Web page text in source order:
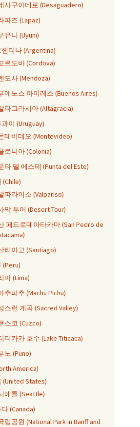
사구아데로 (Desaguadero)
파즈 (Lapaz)
유니 (Uyuni)
티나 (Argentina)
르도바 (Cordova)
도사 (Mendoza)
에노스 아이레스 (Buenos Aires)
타그라시아 (Altagracia)
이 (Uruguay)
테비데오 (Montevideo)
로니아 (Colonia)
타 델 에스테 (Punta del Este)
(Chile)
파라이소 (Valpariso)
막 투어 (Desert Tour)
페드로데아타카마 (San Pedro de
티아고 (Santiago)
(Peru)
마 (Lima)
추피추 (Machu Pichu)
스런 계곡 (Sacred Valley)
스코 (Cuzco)
티카카 호수 (Lake Titicaca)
노 (Puno)
America)
(United States)
애틀 (Seattle)
(Canada)
립공원 (National Park in Banff and